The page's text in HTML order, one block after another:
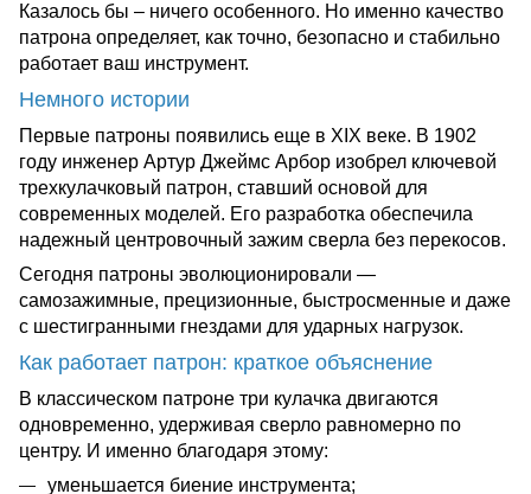
Казалось бы – ничего особенного. Но именно качество
патрона определяет, как точно, безопасно и стабильно
работает ваш инструмент.
Немного истории
Первые патроны появились еще в XIX веке. В 1902
году инженер Артур Джеймс Арбор изобрел ключевой
трехкулачковый патрон, ставший основой для
современных моделей. Его разработка обеспечила
надежный центровочный зажим сверла без перекосов.
Сегодня патроны эволюционировали —
самозажимные, прецизионные, быстросменные и даже
с шестигранными гнездами для ударных нагрузок.
Как работает патрон: краткое объяснение
В классическом патроне три кулачка двигаются
одновременно, удерживая сверло равномерно по
центру. И именно благодаря этому:
уменьшается биение инструмента;